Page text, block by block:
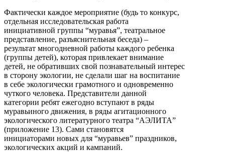
Фактически каждое мероприятие (будь то конкурс,
отдельная исследовательская работа
инициативной группы “муравья”, театральное
представление, разъяснительная беседа) –
результат многодневной работы каждого ребенка
(группы детей), которая привлекает внимание
детей, не обративших свой познавательный интерес
в сторону экологии, не сделали шаг на воспитание
в себе экологически грамотного и одновременно
чуткого человека. Представители данной
категории ребят ежегодно вступают в ряды
муравьиного движения, в ряды агитационного
экологического литературного театра “АЭЛИТА”
(приложение 13). Сами становятся
инициаторами новых для “муравьев” праздников,
экологических акций и кампаний.